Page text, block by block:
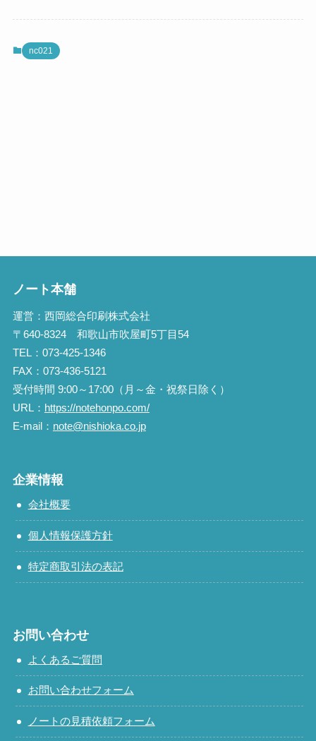
nc021
ノート本舗
運営：西岡総合印刷株式会社
〒640-8324 和歌山市吹屋町5丁目54
TEL：073-425-1346
FAX：073-436-5121
受付時間 9:00～17:00（月～金・祝祭日除く）
URL： https://notehonpo.com/
E-mail： note@nishioka.co.jp
企業情報
会社概要
個人情報保護方針
特定商取引法の表記
お問い合わせ
よくあるご質問
お問い合わせフォーム
ノートの見積依頼フォーム